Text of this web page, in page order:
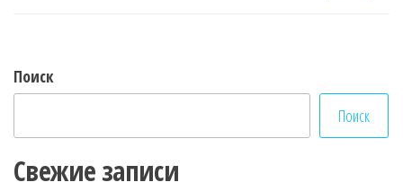
Поиск
Поиск
Свежие записи